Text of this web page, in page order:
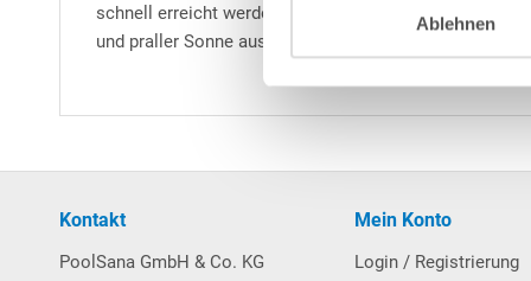
Ablehnen
schnell erreicht werden! Die Montage empfiehlt sich
und praller Sonne ausgesetzt sein würden, sind diese
Kontakt
PoolSana GmbH & Co. KG
Mein Konto
Login / Registrierung